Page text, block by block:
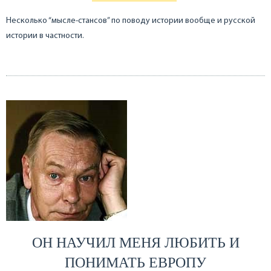
Несколько “мысле-стансов” по поводу истории вообще и русской
истории в частности.
ОН НАУЧИЛ МЕНЯ ЛЮБИТЬ И
ПОНИМАТЬ ЕВРОПУ